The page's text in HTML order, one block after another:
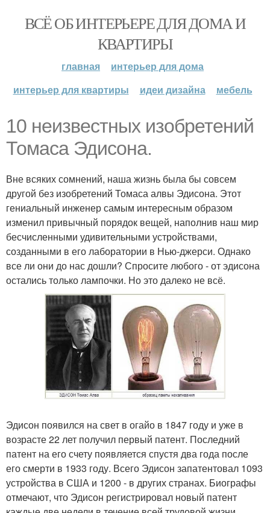
ВСЁ ОБ ИНТЕРЬЕРЕ ДЛЯ ДОМА И
КВАРТИРЫ
главная
интерьер для дома
интерьер для квартиры
идеи дизайна мебель
10 неизвестных изобретений
Томаса Эдисона.
Вне всяких сомнений, наша жизнь была бы совсем
другой без изобретений Томаса алвы Эдисона. Этот
гениальный инженер самым интересным образом
изменил привычный порядок вещей, наполнив наш мир
бесчисленными удивительными устройствами,
созданными в его лаборатории в Нью-джерси. Однако
все ли они до нас дошли? Спросите любого - от эдисона
остались только лампочки. Но это далеко не всё.
Эдисон появился на свет в огайо в 1847 году и уже в
возрасте 22 лет получил первый патент. Последний
патент на его счету появляется спустя два года после
его смерти в 1933 году. Всего Эдисон запатентовал 1093
устройства в США и 1200 - в других странах. Биографы
отмечают, что Эдисон регистрировал новый патент